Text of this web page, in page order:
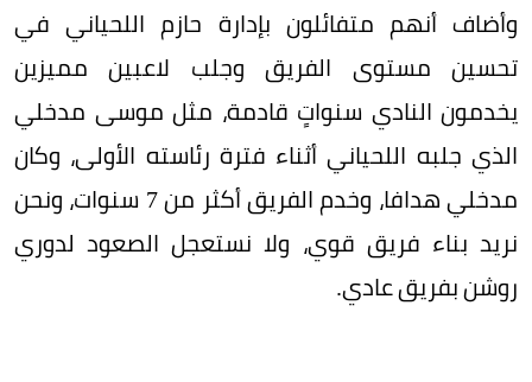
وأضاف أنهم متفائلون بإدارة حازم اللحياني في
تحسين مستوى الفريق وجلب لاعبين مميزين
يخدمون النادي سنواتٍ قادمة، مثل موسى مدخلي
الذي جلبه اللحياني أثناء فترة رئاسته الأولى، وكان
مدخلي هدافا، وخدم الفريق أكثر من 7 سنوات، ونحن
نريد بناء فريق قوي، ولا نستعجل الصعود لدوري
روشن بفريق عادي.